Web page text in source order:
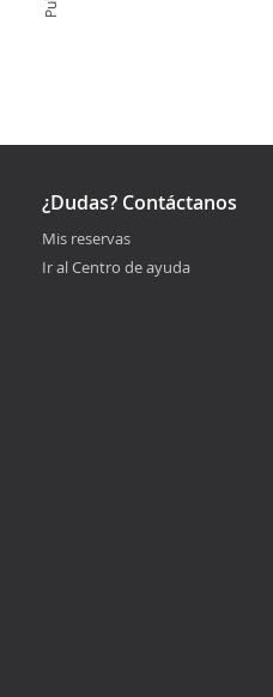
¿Dudas? Contáctanos
Mis reservas
Ir al Centro de ayuda